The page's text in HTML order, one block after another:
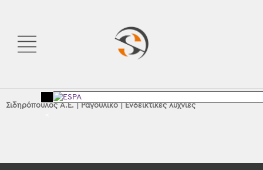
Σιδηρόπουλος Α.Ε.|Ραγοϋλικό|Ενδεικτικές λυχνίες